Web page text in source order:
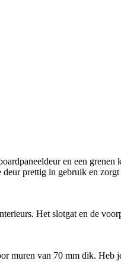
en een grenen
prettig in gebruik en
Het slotgat en de
muren van 70 mm dik. Heb